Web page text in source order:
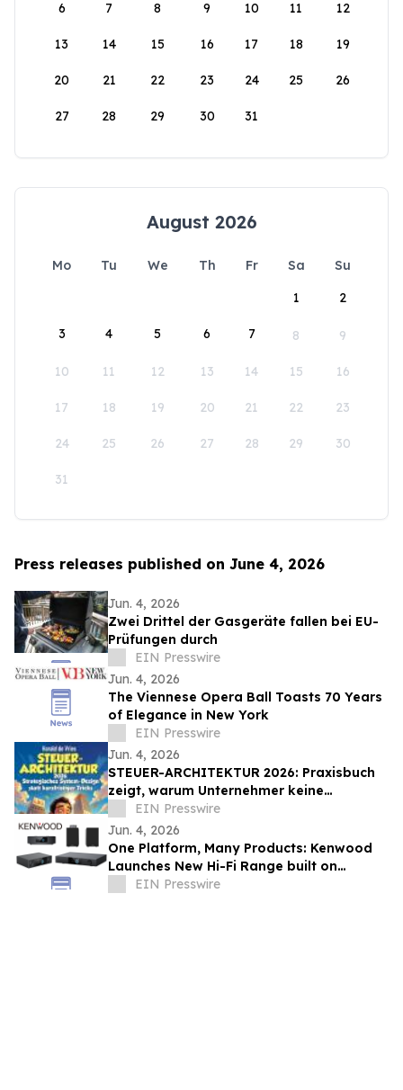
6 7 8 9 10 11 12
13 14 15 16 17 18 19
20 21 22 23 24 25 26
27 28 29 30 31
August 2026
Mo Tu We Th Fr Sa
Su
1
2
3 4 5 6 7 8 9
10 11 12 13 14 15 16
17 18 19 20 21 22 23
24 25 26 27 28 29 30
31
Press releases published on June 4, 2026
Jun. 4, 2026
Zwei Drittel der Gasgeräte fallen bei EU-
Prüfungen durch
EIN Presswire
Jun. 4, 2026
The Viennese Opera Ball Toasts 70 Years
of Elegance in New York
EIN Presswire
Jun. 4, 2026
STEUER-ARCHITEKTUR 2026: Praxisbuch
zeigt, warum Unternehmer keine
Steuertricks brauchen, sondern ein
besseres System
EIN Presswire
Jun. 4, 2026
One Platform, Many Products: Kenwood
Launches New Hi-Fi Range built on
Frontier’s AURIA solution
EIN Presswire